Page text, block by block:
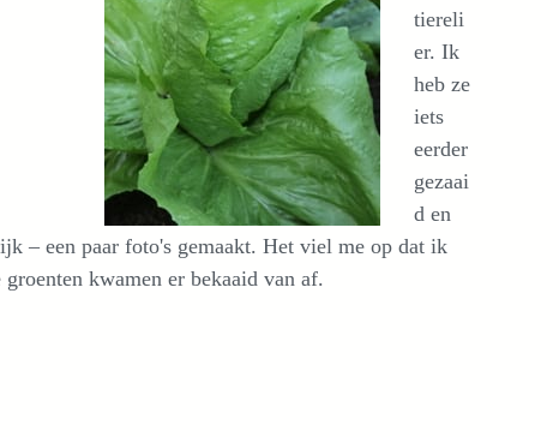
tiereli
er. Ik
heb ze
iets
eerder
gezaai
d en
– een paar foto's gemaakt. Het viel me op dat ik
kwamen er bekaaid van af.